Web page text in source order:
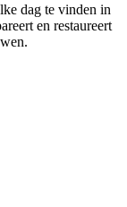
dag te vinden in
en restaureert